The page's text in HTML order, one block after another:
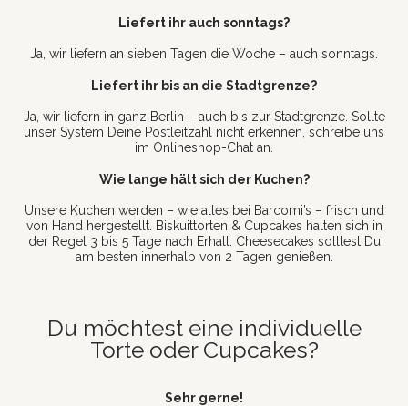
Liefert ihr auch sonntags?
Ja, wir liefern an sieben Tagen die Woche – auch sonntags.
Liefert ihr bis an die Stadtgrenze?
Ja, wir liefern in ganz Berlin – auch bis zur Stadtgrenze. Sollte
unser System Deine Postleitzahl nicht erkennen, schreibe uns
im Onlineshop-Chat an.
Wie lange hält sich der Kuchen?
Unsere Kuchen werden – wie alles bei Barcomi’s – frisch und
von Hand hergestellt. Biskuittorten & Cupcakes halten sich in
der Regel 3 bis 5 Tage nach Erhalt. Cheesecakes solltest Du
am besten innerhalb von 2 Tagen genießen.
Du möchtest eine individuelle
Torte oder Cupcakes?
Sehr gerne!